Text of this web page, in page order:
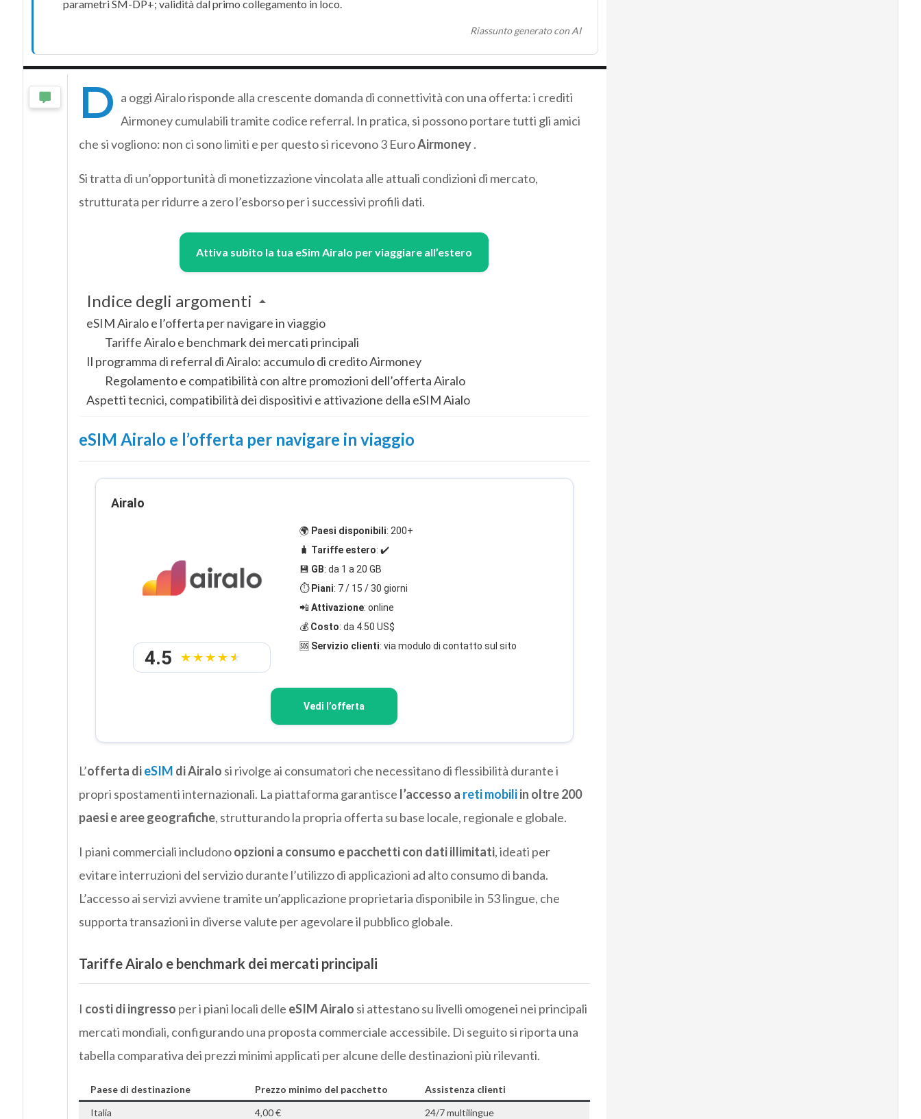
parametriSM-DP+; validità dal primo collegamento in loco.
Riassunto generato con AI
D a oggi Airalo risponde alla crescente domanda di connettività con una offerta: i crediti
Airmoney cumulabili tramite codice referral. In pratica, si possono portare tutti gli amici
che si vogliono: non ci sono limiti e per questo si ricevono 3 EuroAirmoney.
Si tratta di un’opportunità di monetizzazione vincolata alle attuali condizioni di mercato,
strutturata per ridurre a zero l’esborso per i successivi profili dati.
Attiva subito la tua eSim Airalo per viaggiare all’estero
Indice degli argomenti
eSIM Airalo e l’offerta per navigare in viaggio
Tariffe Airalo e benchmark dei mercati principali
Il programma di referral di Airalo: accumulo di credito Airmoney
Regolamento e compatibilità con altre promozioni dell’offerta Airalo
Aspetti tecnici, compatibilità dei dispositivi e attivazione della eSIM Aialo
eSIM Airalo e l’offerta per navigare in viaggio
Airalo
4.5
🌍 Paesi disponibili: 200+
🧳 Tariffe estero: ✔️
💾 GB: da 1 a 20 GB
⏱️ Piani: 7 / 15 / 30 giorni
📲Attivazione: online
💰 Costo: da 4.50 US$
🆘 Servizio clienti: via modulo di contatto sul sito
Vedi l’offerta
L’offerta dieSIM di Airalo si rivolge ai consumatori che necessitano di flessibilità durante i
propri spostamenti internazionali. La piattaforma garantisce l’accesso a reti mobiliin oltre 200
paesi e aree geografiche, strutturando la propria offerta su base locale, regionale e globale.
I piani commerciali includonoopzioni a consumo e pacchetti con dati illimitati, ideati per
evitare interruzioni del servizio durante l’utilizzo di applicazioni ad alto consumo di banda.
L’accesso ai servizi avviene tramite un’applicazione proprietaria disponibile in 53 lingue, che
supporta transazioni in diverse valute per agevolare il pubblico globale.
Tariffe Airalo e benchmark dei mercati principali
I costi di ingresso per i piani locali delle eSIM Airalo si attestano su livelli omogenei nei principali
mercati mondiali, configurando una proposta commerciale accessibile. Di seguito si riporta una
tabella comparativa dei prezzi minimi applicati per alcune delle destinazioni più rilevanti.
Paese di destinazione Prezzo minimo del pacchetto
Assistenza clienti
Italia
4,00 € 24/7 multilingue